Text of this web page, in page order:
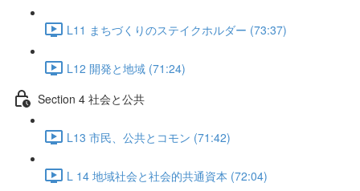
L11 まちづくりのステイクホルダー (73:37)
L12 開発と地域 (71:24)
Section 4 社会と公共
L13 市民、公共とコモン (71:42)
L 14 地域社会と社会的共通資本 (72:04)